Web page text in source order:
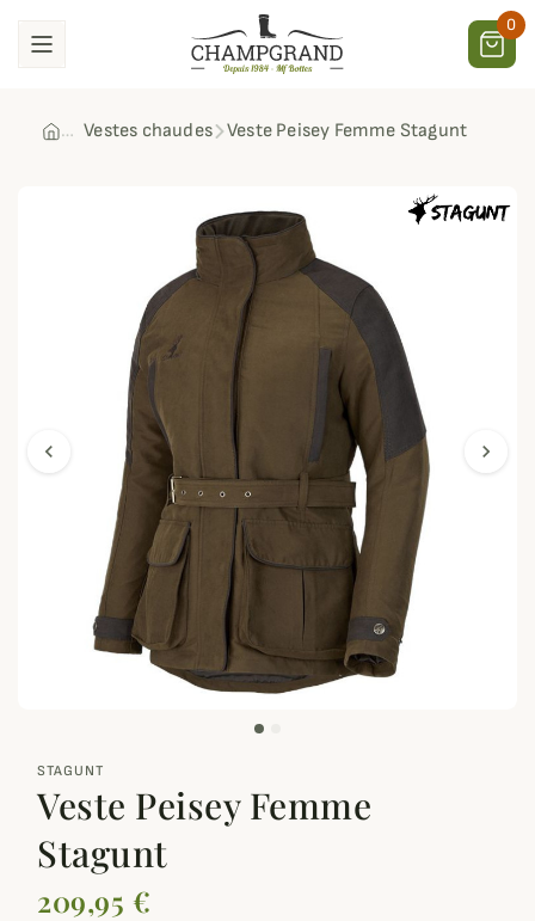
0
Vestes chaudes Veste Peisey Femme Stagunt
chevron_left
zoom_out_map
chevron_right
STAGUNT
Veste Peisey Femme
Stagunt
209,95 €